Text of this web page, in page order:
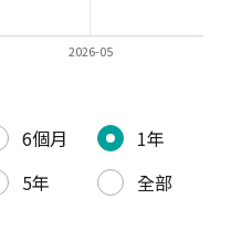
2026-05
6個月
1年
5年
全部